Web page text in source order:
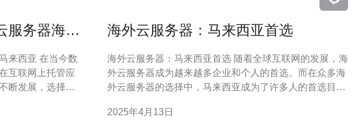
服务器海外
在当今数
互联网上托管应
断发展，选择适
马
海外云服务器：马来西亚首选
海外云服务器：马来西亚首选 随着全球互联网的发展，海
外云服务器成为越来越多企业和个人的首选。而在众多海
外云服务器的选择中，马来西亚成为了许多人的首选目的
西亚位于东南亚，地理位置优越。这意味着连接亚洲各大
2025年4月13日